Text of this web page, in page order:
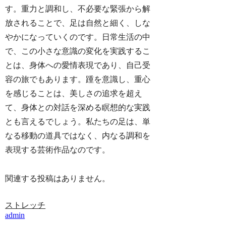
す。重力と調和し、不必要な緊張から解
放されることで、足は自然と細く、しな
やかになっていくのです。日常生活の中
で、この小さな意識の変化を実践するこ
とは、身体への愛情表現であり、自己受
容の旅でもあります。踵を意識し、重心
を感じることは、美しさの追求を超え
て、身体との対話を深める瞑想的な実践
とも言えるでしょう。私たちの足は、単
なる移動の道具ではなく、内なる調和を
表現する芸術作品なのです。
関連する投稿はありません。
ストレッチ
admin